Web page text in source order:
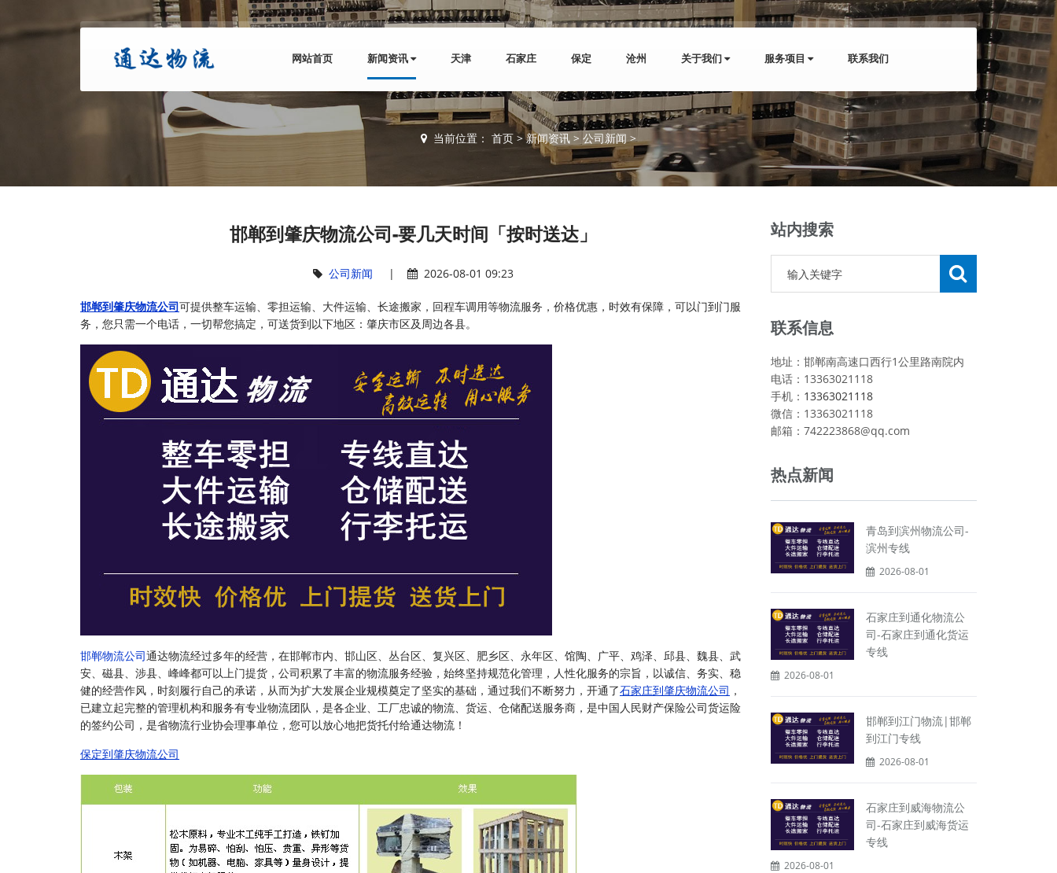
网站首页 新闻资讯 天津 石家庄 保定 沧州 关于我们 服务项目 联系我们
当前位置： 首页 >新闻资讯 > 公司新闻>
邯郸到肇庆物流公司-要几天时间「按时送达」
公司新闻 | 2026-08-01 09:23
邯郸到肇庆物流公司可提供整车运输、零担运输、大件运输、长途搬家，回程车调用等物流服务，价格优惠，时效有保障，可以门到门服
务，您只需一个电话，一切帮您搞定，可送货到以下地区：肇庆市区及周边各县。
邯郸物流公司通达物流经过多年的经营，在邯郸市内、邯山区、丛台区、复兴区、肥乡区、永年区、馆陶、广平、鸡泽、邱县、魏县、武
安、磁县、涉县、峰峰都可以上门提货，公司积累了丰富的物流服务经验，始终坚持规范化管理，人性化服务的宗旨，以诚信、务实、稳
健的经营作风，时刻履行自己的承诺，从而为扩大发展企业规模奠定了坚实的基础，通过我们不断努力，开通了石家庄到肇庆物流公司 ，
已建立起完整的管理机构和服务有专业物流团队，是各企业、工厂忠诚的物流、货运、仓储配送服务商，是中国人民财产保险公司货运险
的签约公司，是省物流行业协会理事单位，您可以放心地把货托付给通达物流！
保定到肇庆物流公司
站内搜索
联系信息
地址：邯郸南高速口西行1公里路南院内
电话：13363021118
手机： 13363021118
微信：13363021118
邮箱：742223868@qq.com
热点新闻
青岛到滨州物流公司-
滨州专线
2026-08-01
石家庄到通化物流公
司-石家庄到通化货运
专线
2026-08-01
邯郸到江门物流|邯郸
到江门专线
2026-08-01
石家庄到威海物流公
司-石家庄到威海货运
专线
2026-08-01